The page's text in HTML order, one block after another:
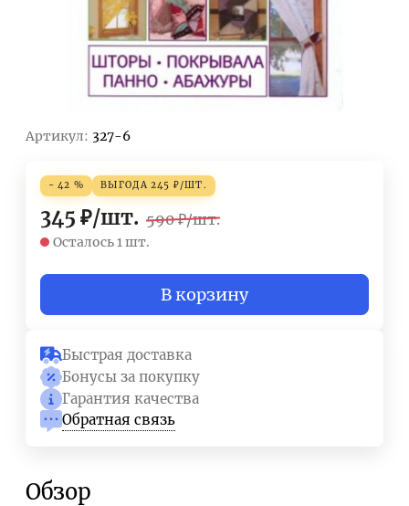
Артикул: 327-6
- 42 % ВЫГОДА 245 ₽/ШТ.
345 ₽/шт. 590 ₽/шт.
Осталось 1 шт.
В корзину
Быстрая доставка
Бонусы за покупку
Гарантия качества
Обратная связь
Обзор